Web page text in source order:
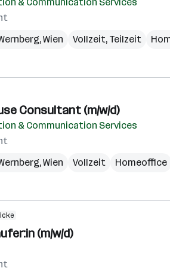
,Wien Vollzeit, Teilzeit
Consultant (m/w/d)
& Communication Services
,Wien Vollzeit Homeoffice
(m/w/d)